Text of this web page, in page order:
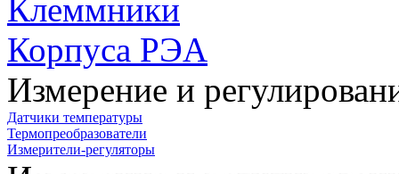
Клеммники
Корпуса РЭА
Измерение и
Датчики температуры
Термопреобразователи
Измерители-регуляторы